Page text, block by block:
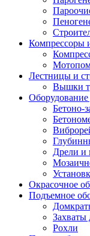
Компрессоры
Лестницы и
Вышки
Бетоно-
Дрели и
Окрасочное
Подъемное
Захваты
Рохли